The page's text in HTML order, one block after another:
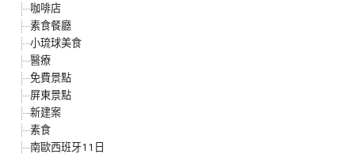
咖啡店
素食餐廳
小琉球美食
醫療
免費景點
屏東景點
新建案
素食
南歐西班牙11日